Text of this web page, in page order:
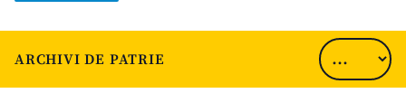
ARCHIVI DE PATRIE